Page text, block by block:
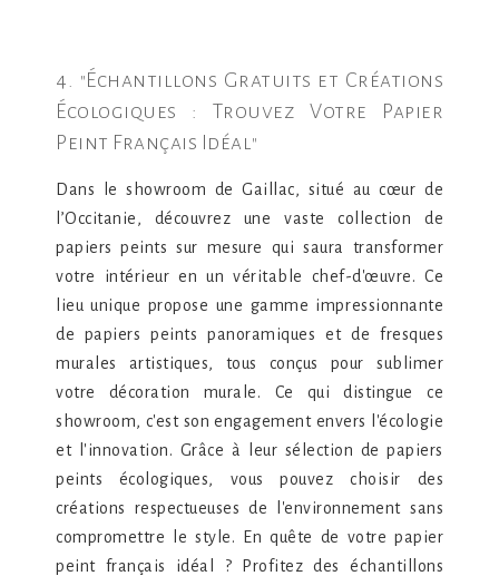
4. "Échantillons Gratuits et Créations
Écologiques : Trouvez Votre Papier
Peint Français Idéal"
Dans le showroom de Gaillac, situé au cœur de
l’Occitanie, découvrez une vaste collection de
papiers peints sur mesure qui saura transformer
votre intérieur en un véritable chef-d'œuvre. Ce
lieu unique propose une gamme impressionnante
de papiers peints panoramiques et de fresques
murales artistiques, tous conçus pour sublimer
votre décoration murale. Ce qui distingue ce
showroom, c'est son engagement envers l'écologie
et l'innovation. Grâce à leur sélection de papiers
peints écologiques, vous pouvez choisir des
créations respectueuses de l'environnement sans
compromettre le style. En quête de votre papier
peint français idéal ? Profitez des échantillons